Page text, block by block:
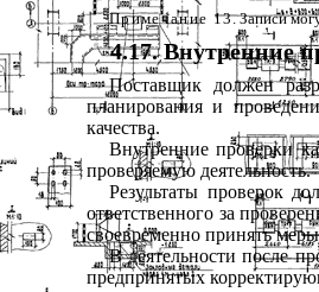
Примечание 13. Записи
4.17. Внутренние
Поставщик должен
планирования и
качества.
Внутренние проверки
проверяемую деятельность.
Результаты проверок
ответственного за
своевременно принять
В деятельности после
предпринятых